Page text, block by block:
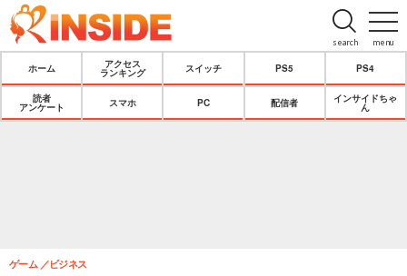
menu
search
ホーム
アクセス
ランキング
スイッチ PS5 PS4
読者
アンケート
スマホ PC 配信者
インサイドちゃ
ん
ゲーム ビジネス